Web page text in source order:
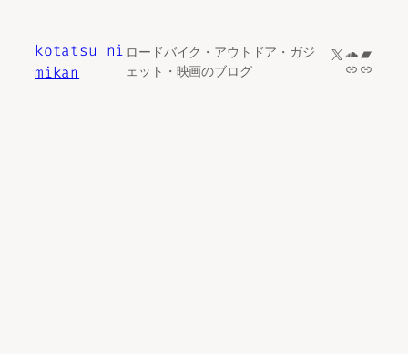
kotatsu ni
mikan
ロードバイク・アウトドア・ガジ
ェット・映画のブログ
X
リンクリンク